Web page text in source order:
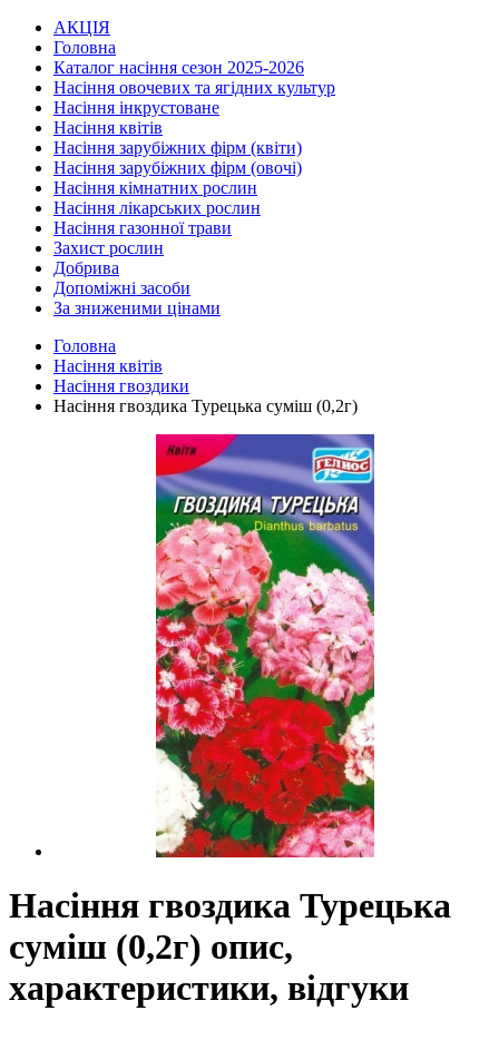
АКЦІЯ
Головна
Каталог насіння сезон 2025-2026
Насіння овочевих та ягідних культур
Насіння інкрустоване
Насіння квітів
Насіння зарубіжних фірм (квіти)
Насіння зарубіжних фірм (овочі)
Насіння кімнатних рослин
Насіння лікарських рослин
Насіння газонної трави
Захист рослин
Добрива
Допоміжні засоби
За зниженими цінами
Головна
Насіння квітів
Насіння гвоздики
Насіння гвоздика Турецька суміш (0,2г)
Насіння гвоздика Турецька
суміш (0,2г) опис,
характеристики, відгуки